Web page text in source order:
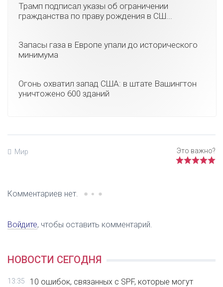
Трамп подписал указы об ограничении
гражданства по праву рождения в СШ...
Запасы газа в Европе упали до исторического
минимума
Огонь охватил запад США: в штате Вашингтон
уничтожено 600 зданий
Мир
Комментариев нет.
Войдите, чтобы оставить комментарий.
НОВОСТИ СЕГОДНЯ
13:35
10 ошибок, связанных с SPF, которые могут